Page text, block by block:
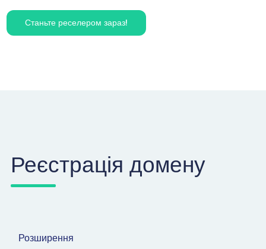
Станьте реселером зараз!
Реєстрація домену
Розширення